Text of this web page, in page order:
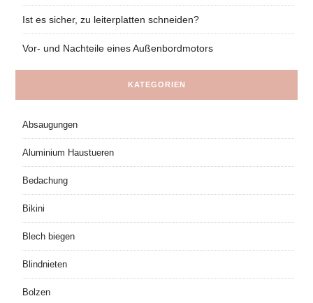
Ist es sicher, zu leiterplatten schneiden?
Vor- und Nachteile eines Außenbordmotors
KATEGORIEN
Absaugungen
Aluminium Haustueren
Bedachung
Bikini
Blech biegen
Blindnieten
Bolzen